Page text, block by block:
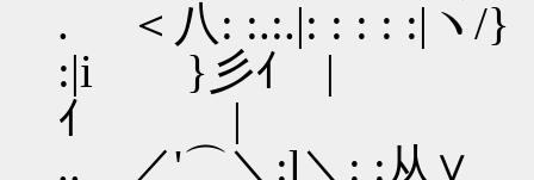
. ＜八: :.:.|: : : : :|
:|i }彡
ｲ |
.. ／'⌒＼:l＼: :